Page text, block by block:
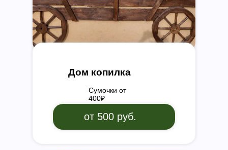
Дом копилка
Сумочки от
400₽
от 500 руб.